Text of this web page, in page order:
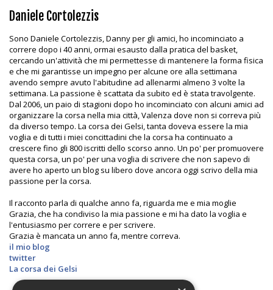
Daniele Cortolezzis
Sono Daniele Cortolezzis, Danny per gli amici, ho incominciato a
correre dopo i 40 anni, ormai esausto dalla pratica del basket,
cercando un'attività che mi permettesse di mantenere la forma fisica
e che mi garantisse un impegno per alcune ore alla settimana
avendo sempre avuto l'abitudine ad allenarmi almeno 3 volte la
settimana. La passione è scattata da subito ed è stata travolgente.
Dal 2006, un paio di stagioni dopo ho incominciato con alcuni amici ad
organizzare la corsa nella mia città, Valenza dove non si correva più
da diverso tempo. La corsa dei Gelsi, tanta doveva essere la mia
voglia e di tutti i miei concittadini che la corsa ha continuato a
crescere fino gli 800 iscritti dello scorso anno. Un po' per promuovere
questa corsa, un po' per una voglia di scrivere che non sapevo di
avere ho aperto un blog su libero dove ancora oggi scrivo della mia
passione per la corsa.
Il racconto parla di qualche anno fa, riguarda me e mia moglie
Grazia, che ha condiviso la mia passione e mi ha dato la voglia e
l'entusiasmo per correre e per scrivere.
Grazia è mancata un anno fa, mentre correva.
il mio blog
twitter
La corsa dei Gelsi